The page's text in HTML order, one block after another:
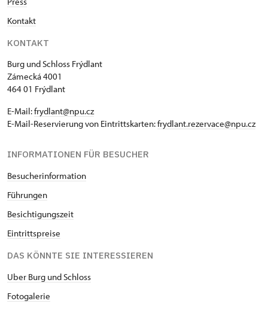
Kontakt
KONTAKT
Burg und Schloss Frýdlant
Zámecká 4001
464 01 Frýdlant
E-Mail:frydlant@npu.cz
E-Mail-Reservierung von Eintrittskarten:frydlant.rezervace@npu.cz
INFORMATIONEN FÜR BESUCHER
Besucherinformation
Führungen
Besichtigungszeit
Eintrittspreise
DAS KÖNNTE SIE INTERESSIEREN
Uber Burg und Schloss
Fotogalerie